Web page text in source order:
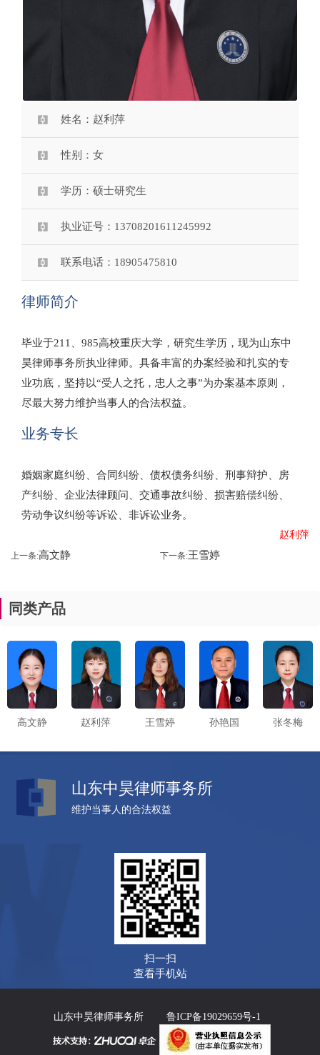
姓名：赵利萍
性别：女
学历：硕士研究生
执业证号：13708201611245992
联系电话：18905475810
律师简介
毕业于211、985高校重庆大学，研究生学历，现为山东中
昊律师事务所执业律师。具备丰富的办案经验和扎实的专
业功底，坚持以“受人之托，忠人之事”为办案基本原则，
尽最大努力维护当事人的合法权益。
业务专长
婚姻家庭纠纷、合同纠纷、债权债务纠纷、刑事辩护、房
产纠纷、企业法律顾问、交通事故纠纷、损害赔偿纠纷、
劳动争议纠纷等诉讼、非诉讼业务。
赵利萍
上一条:高文静 下一条:王雪婷
同类产品
高文静 赵利萍 王雪婷 孙艳国 张冬梅
山东中昊律师事务所
维护当事人的合法权益
扫一扫
查看手机站
山东中昊律师事务所 鲁ICP备19029659号-1